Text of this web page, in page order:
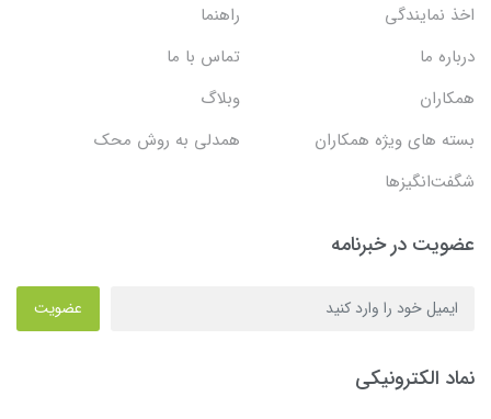
اخذ نمایندگی
راهنما
درباره ما
تماس با ما
همکاران
وبلاگ
بسته های ویژه همکاران
همدلی به روش محک
شگفت‌انگیزها
عضویت در خبرنامه
عضویت
نماد الکترونیکی